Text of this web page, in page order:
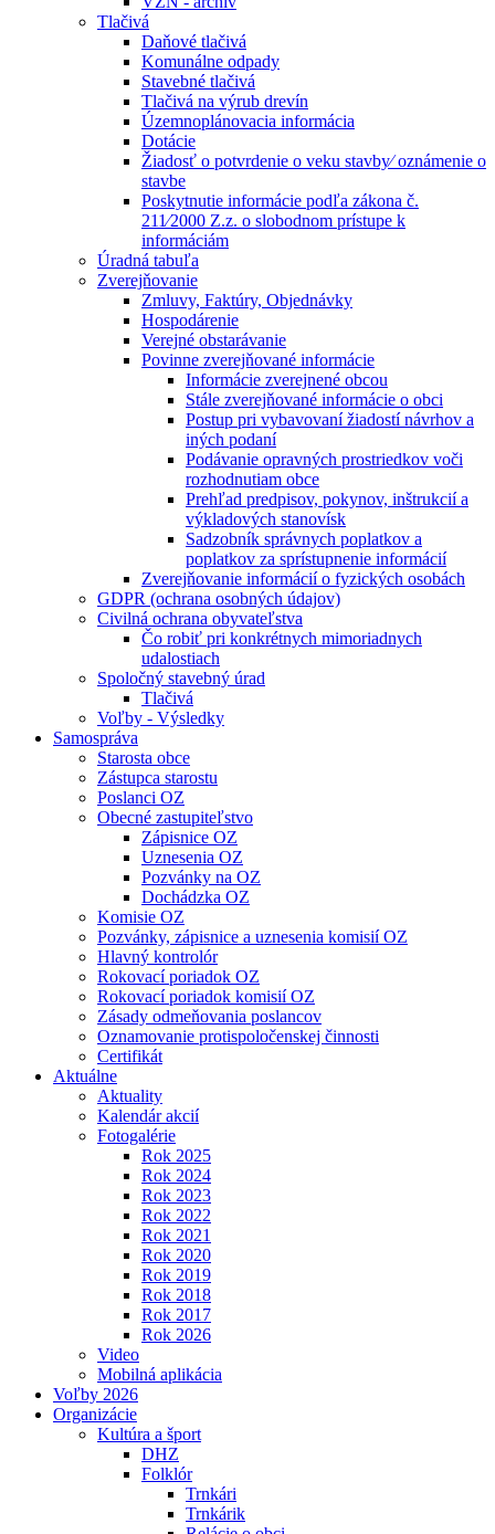
Tlačivá
Daňové tlačivá
Komunálne odpady
Stavebné tlačivá
Tlačivá na výrub drevín
Územnoplánovacia informácia
Dotácie
Žiadosť o potvrdenie o veku stavby⁄ oznámenie o
stavbe
Poskytnutie informácie podľa zákona č.
211⁄2000 Z.z. o slobodnom prístupe k
informáciám
Úradná tabuľa
Zverejňovanie
Zmluvy, Faktúry, Objednávky
Hospodárenie
Verejné obstarávanie
Povinne zverejňované informácie
Informácie zverejnené obcou
Stále zverejňované informácie o obci
Postup pri vybavovaní žiadostí návrhov a
iných podaní
Podávanie opravných prostriedkov voči
rozhodnutiam obce
Prehľad predpisov, pokynov, inštrukcií a
výkladových stanovísk
Sadzobník správnych poplatkov a
poplatkov za sprístupnenie informácií
Zverejňovanie informácií o fyzických osobách
GDPR (ochrana osobných údajov)
Civilná ochrana obyvateľstva
Čo robiť pri konkrétnych mimoriadnych
udalostiach
Spoločný stavebný úrad
Tlačivá
Voľby - Výsledky
Samospráva
Starosta obce
Zástupca starostu
Poslanci OZ
Obecné zastupiteľstvo
Zápisnice OZ
Uznesenia OZ
Pozvánky na OZ
Dochádzka OZ
Komisie OZ
Pozvánky, zápisnice a uznesenia komisií OZ
Hlavný kontrolór
Rokovací poriadok OZ
Rokovací poriadok komisií OZ
Zásady odmeňovania poslancov
Oznamovanie protispoločenskej činnosti
Certifikát
Aktuálne
Aktuality
Kalendár akcií
Fotogalérie
Rok 2025
Rok 2024
Rok 2023
Rok 2022
Rok 2021
Rok 2020
Rok 2019
Rok 2018
Rok 2017
Rok 2026
Video
Mobilná aplikácia
Voľby 2026
Organizácie
Kultúra a šport
DHZ
Folklór
Trnkári
Trnkárik